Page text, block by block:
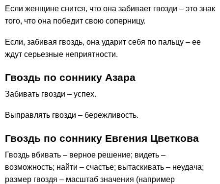
Если женщине снится, что она забивает гвозди – это знак
того, что она победит свою соперницу.
Если, забивая гвоздь, она ударит себя по пальцу – ее
ждут серьезные неприятности.
Гвоздь по соннику Азара
Забивать гвозди – успех.
Выправлять гвозди – бережливость.
Гвоздь по соннику Евгения Цветкова
Гвоздь вбивать – верное решение; видеть –
возможность; найти – счастье; вытаскивать – неудача;
размер гвоздя – масштаб значения (например